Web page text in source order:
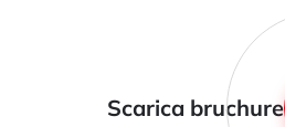
Scarica bruchure